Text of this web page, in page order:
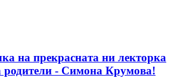
на прекрасната ни лекторка
родители - Симона Крумова!